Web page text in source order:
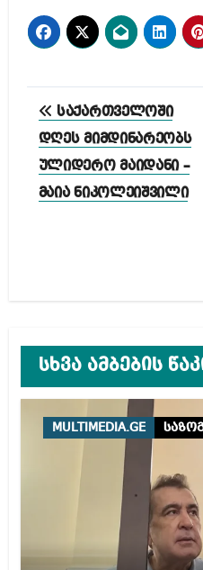
პოსტის
ნავიგაცია
საქართველოში
დღეს მიმდინარეობს
ულიდერო მაიდანი –
მაია ნიკოლეიშვილი
სხვა ამბების
MULTIMEDIA.GE